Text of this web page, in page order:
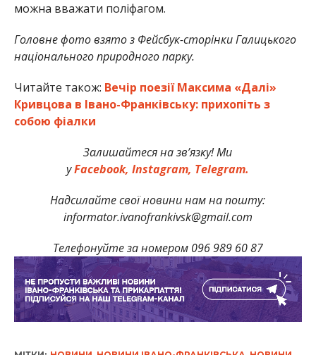
можна вважати поліфагом.
Головне фото взято з Фейсбук-сторінки Галицького
національного природного парку.
Читайте також: Вечір поезії Максима «Далі»
Кривцова в Івано-Франківську: прихопіть з
собою фіалки
Залишайтеся на зв’язку! Ми
уFacebook, Instagram, Telegram.
Надсилайте свої новини нам на пошту:
informator.ivanofrankivsk@gmail.com
Телефонуйте за номером 096 989 60 87